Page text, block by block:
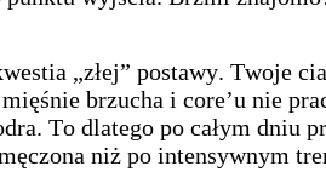
„złej” postawy. Twoje
brzucha i core’u nie
To dlatego po całym dniu
niż po intensywnym